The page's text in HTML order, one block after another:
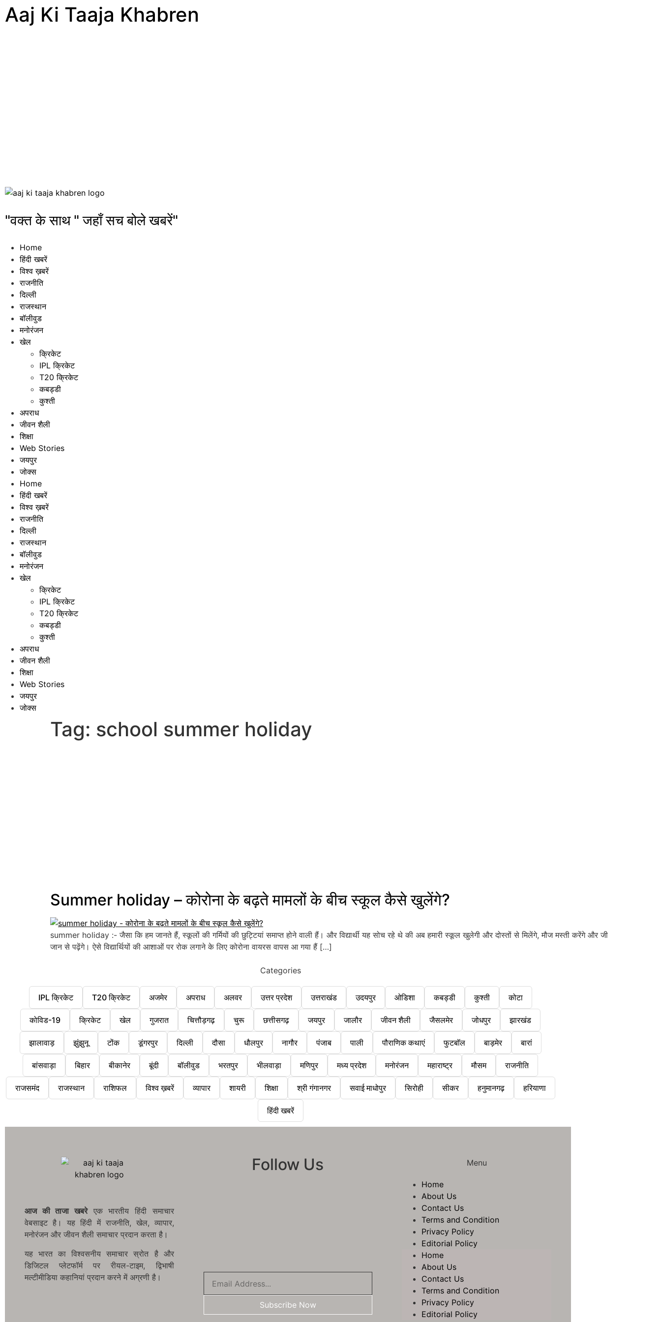
Aaj Ki Taaja Khabren
"वक्त के साथ " जहाँ सच बोले खबरें"
Home
हिंदी खबरें
विश्व ख़बरें
राजनीति
दिल्ली
राजस्थान
बॉलीवुड
मनोरंजन
खेल
क्रिकेट
IPL क्रिकेट
T20 क्रिकेट
कबड्डी
कुश्ती
अपराध
जीवन शैली
शिक्षा
Web Stories
जयपुर
जोक्स
Home
हिंदी खबरें
विश्व ख़बरें
राजनीति
दिल्ली
राजस्थान
बॉलीवुड
मनोरंजन
खेल
क्रिकेट
IPL क्रिकेट
T20 क्रिकेट
कबड्डी
कुश्ती
अपराध
जीवन शैली
शिक्षा
Web Stories
जयपुर
जोक्स
Tag: school summer holiday
Summer holiday – कोरोना के बढ़ते मामलों के बीच स्कूल कैसे खुलेंगे?
summer holiday :- जैसा कि हम जानते हैं, स्कूलों की गर्मियों की छुट्टियां समाप्त होने वाली हैं। और विद्यार्थी यह सोच रहे थे की अब हमारी स्कूल खुलेगी और दोस्तों से मिलेंगे, मौज मस्ती करेंगे और जी
जान से पढ़ेंगे। ऐसे विद्यार्थियों की आशाओं पर रोक लगाने के लिए कोरोना वायरस वापस आ गया हैं […]
Categories
IPL क्रिकेट T20 क्रिकेट अजमेर अपराध अलवर उत्तर प्रदेश उत्तराखंड उदयपुर ओडिशा कबड्डी कुश्ती कोटा
कोविड-19 क्रिकेट खेल गुजरात चित्तौड़गढ़ चुरू छत्तीसगढ़ जयपुर जालौर जीवन शैली जैसलमेर जोधपुर झारखंड
झालावाड़ झुंझुनू टोंक डूंगरपुर दिल्ली दौसा धौलपुर नागौर पंजाब पाली पौराणिक कथाएं फुटबॉल बाड़मेर बारां
बांसवाड़ा बिहार बीकानेर बूंदी बॉलीवुड भरतपुर भीलवाड़ा मणिपुर मध्य प्रदेश मनोरंजन महाराष्ट्र मौसम राजनीति
राजसमंद राजस्थान राशिफल विश्व ख़बरें व्यापार शायरी शिक्षा श्री गंगानगर सवाई माधोपुर सिरोही सीकर हनुमानगढ़ हरियाणा
हिंदी खबरें
आज की ताजा खबरेएक भारतीय हिंदी समाचार
वेबसाइट है। यह हिंदी में राजनीति, खेल, व्यापार,
मनोरंजन और जीवन शैली समाचार प्रदान करता है।
यह भारत का विश्वसनीय समाचार स्रोत है और
डिजिटल प्लेटफॉर्म पर रीयल-टाइम, द्विभाषी
मल्टीमीडिया कहानियां प्रदान करने में अग्रणी है।
Follow Us
Subscribe Now
Menu
Home
About Us
Contact Us
Terms and Condition
Privacy Policy
Editorial Policy
Home
About Us
Contact Us
Terms and Condition
Privacy Policy
Editorial Policy